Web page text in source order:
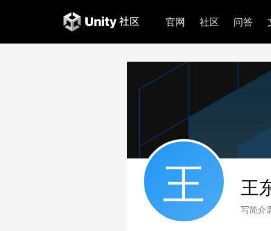
官网 社区 问答
王 王
写简介